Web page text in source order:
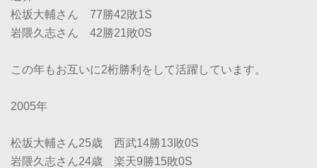
松坂大輔さん 77勝42敗1S
岩隈久志さん 42勝21敗0S
この年もお互いに2桁勝利をして活躍しています。
2005年
松坂大輔さん25歳 西武14勝13敗0S
岩隈久志さん24歳 楽天9勝15敗0S